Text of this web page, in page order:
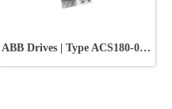
ABB Drives | Type ACS180-04N-02A6-4